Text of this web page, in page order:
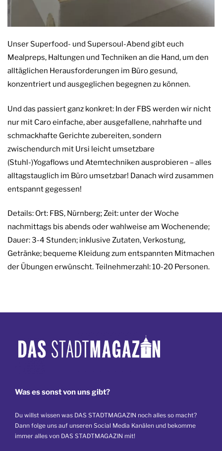
Unser Superfood- und Supersoul-Abend gibt euch
Mealpreps, Haltungen und Techniken an die Hand, um den
alltäglichen Herausforderungen im Büro gesund,
konzentriert und ausgeglichen begegnen zu können.
Und das passiert ganz konkret: In der FBS werden wir nicht
nur mit Caro einfache, aber ausgefallene, nahrhafte und
schmackhafte Gerichte zubereiten, sondern
zwischendurch mit Ursi leicht umsetzbare
(Stuhl-)Yogaflows und Atemtechniken ausprobieren – alles
alltagstauglich im Büro umsetzbar! Danach wird zusammen
entspannt gegessen!
Details: Ort: FBS, Nürnberg; Zeit: unter der Woche
nachmittags bis abends oder wahlweise am Wochenende;
Dauer: 3-4 Stunden; inklusive Zutaten, Verkostung,
Getränke; bequeme Kleidung zum entspannten Mitmachen
der Übungen erwünscht. Teilnehmerzahl: 10-20 Personen.
Was es sonst von uns gibt?
Du willst wissen was DAS STADTMAGAZIN noch alles so macht?
Dann folge uns auf unseren Social Media Kanälen und bekomme
immer alles von DAS STADTMAGAZIN mit!